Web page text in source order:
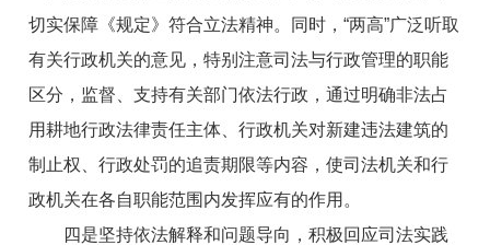
切实保障《规定》符合立法精神。同时，“两高”广泛听取
有关行政机关的意见，特别注意司法与行政管理的职能
区分，监督、支持有关部门依法行政，通过明确非法占
用耕地行政法律责任主体、行政机关对新建违法建筑的
制止权、行政处罚的追责期限等内容，使司法机关和行
政机关在各自职能范围内发挥应有的作用。
四是坚持依法解释和问题导向，积极回应司法实践